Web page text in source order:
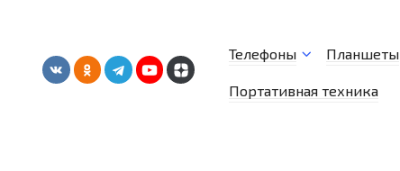
Телефоны Планшеты
Портативная техника